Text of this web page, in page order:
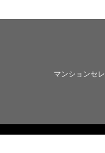
マンションセ